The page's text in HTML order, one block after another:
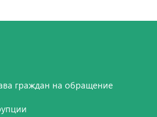
граждан на обращение